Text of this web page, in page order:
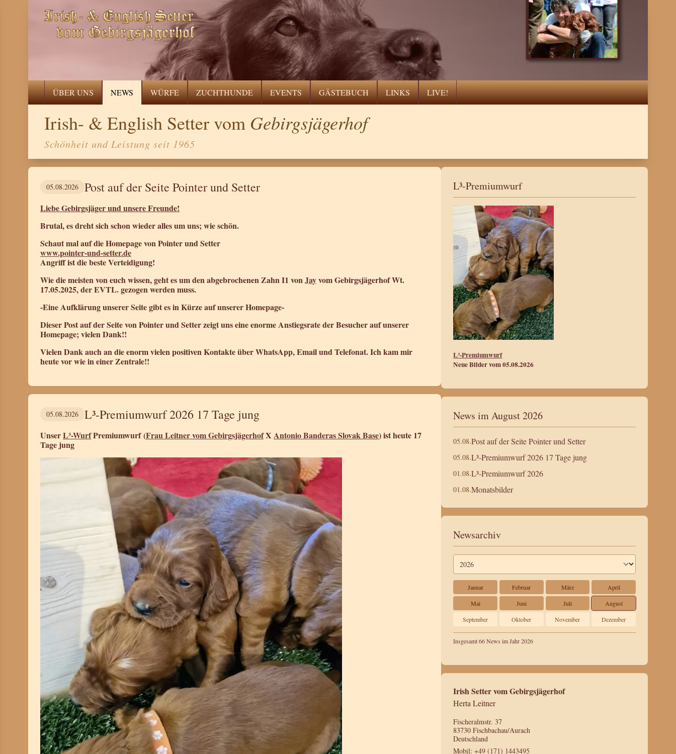
ÜBER UNS NEWS WÜRFE ZUCHTHUNDE EVENTS GÄSTEBUCH LINKS LIVE!
Irish- & English Setter vom Gebirgsjägerhof
Schönheit und Leistung seit 1965
05.08.2026 Post auf der Seite Pointer und Setter
Liebe Gebirgsjäger und unsere Freunde!
Brutal, es dreht sich schon wieder alles um uns; wie schön.
Schaut mal auf die Homepage von Pointer und Setter
www.pointer-und-setter.de
Angriff ist die beste Verteidigung!
Wie die meisten von euch wissen, geht es um den abgebrochenen Zahn I1 vonJayvom Gebirgsjägerhof Wt.
17.05.2025, der EVTL. gezogen werden muss.
-Eine Aufklärung unserer Seite gibt es in Kürze auf unserer Homepage-
Dieser Post auf der Seite von Pointer und Setter zeigt uns eine enorme Anstiegsrate der Besucher auf unserer
Homepage; vielen Dank!!
Vielen Dank auch an die enorm vielen positiven Kontakte über WhatsApp, Email und Telefonat. Ich kam mir
heute vor wie in einer Zentrale!!
05.08.2026 L³-Premiumwurf 2026 17 Tage jung
UnserL³-WurfPremiumwurf (Frau Leitner vom GebirgsjägerhofX Antonio Banderas Slovak Base) ist heute 17
Tage jung
L³-Premiumwurf
L³-Premiumwurf
Neue Bilder vom 05.08.2026
News im August 2026
05.08.Post auf der Seite Pointer und Setter
05.08.L³-Premiumwurf 2026 17 Tage jung
01.08.L³-Premiumwurf 2026
01.08.Monatsbilder
Newsarchiv
Januar Februar März
April
Mai
Juni Juli
August
September
Oktober November Dezember
Insgesamt 66 News im Jahr 2026
Irish Setter vom Gebirgsjägerhof
Herta Leitner
Fischeralmstr. 37
83730 Fischbachau/Aurach
Deutschland
Mobil: +49 (171) 1443495